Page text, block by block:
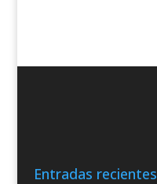
Entradas recientes